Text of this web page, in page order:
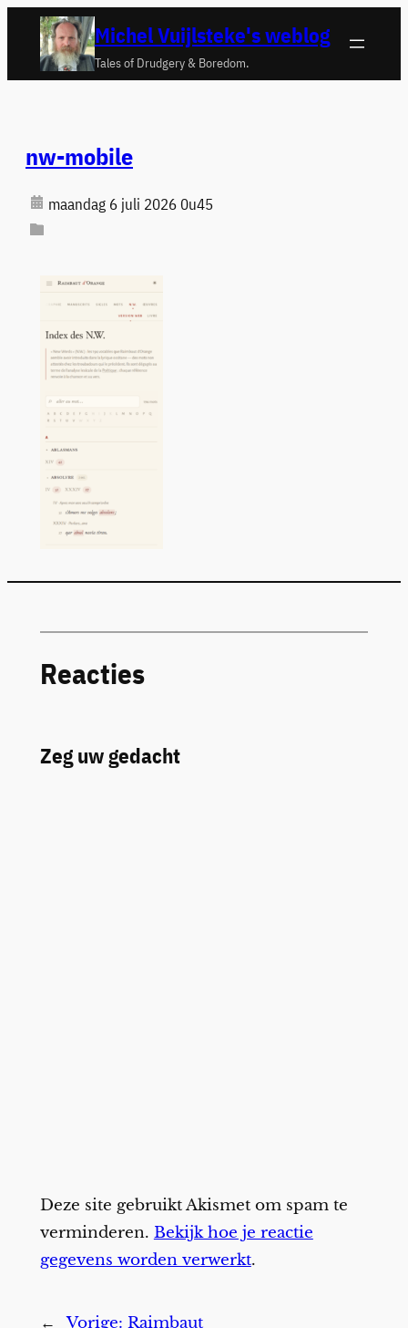
naar
Michel Vuijlsteke's weblog
Tales of Drudgery & Boredom.
nw-mobile
maandag 6 juli 2026 0u45
Reacties
Zeg uw gedacht
Deze site gebruikt Akismet om spam te
verminderen. Bekijk hoe je reactie
gegevens worden verwerkt.
← Vorige: Raimbaut